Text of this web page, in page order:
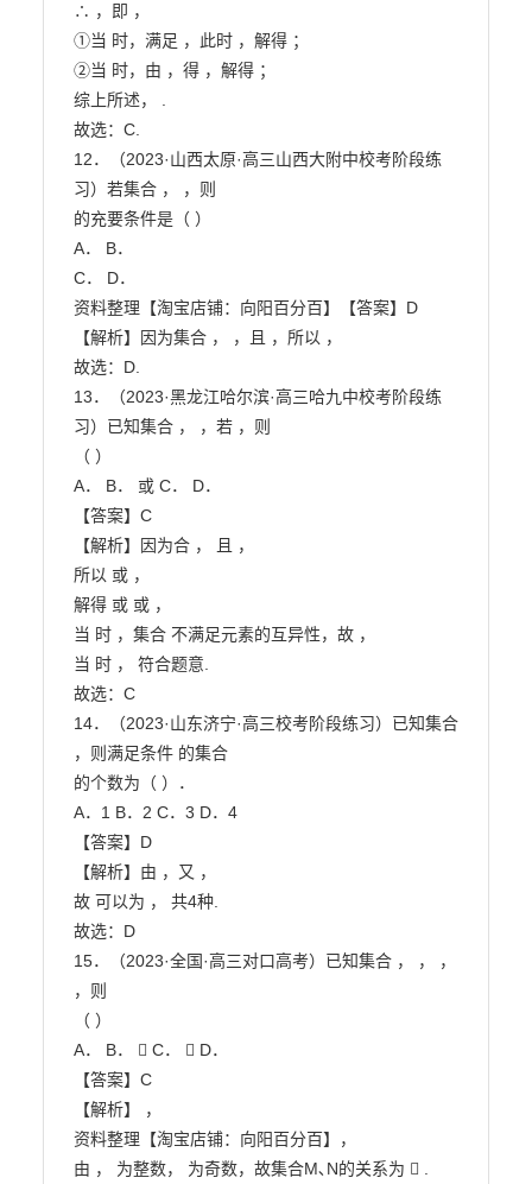
∴ ，即 ，
①当 时，满足 ，此时 ，解得 ；
②当 时，由 ，得 ，解得 ；
综上所述， .
故选：C.
12．（2023·山西太原·高三山西大附中校考阶段练
习）若集合 ， ，则
的充要条件是（ ）
A． B．
C． D．
资料整理【淘宝店铺：向阳百分百】【答案】D
【解析】因为集合 ， ，且 ，所以 ，
故选：D.
13．（2023·黑龙江哈尔滨·高三哈九中校考阶段练
习）已知集合 ， ，若 ，则
（ ）
A． B． 或 C． D．
【答案】C
【解析】因为合 ， 且 ，
所以 或 ，
解得 或 或 ，
当 时 ，集合 不满足元素的互异性，故 ，
当 时 ， 符合题意.
故选：C
14．（2023·山东济宁·高三校考阶段练习）已知集合
，则满足条件 的集合
的个数为（ ）．
A．1 B．2 C．3 D．4
【答案】D
【解析】由 ，又 ，
故 可以为 ， 共4种.
故选：D
15．（2023·全国·高三对口高考）已知集合 ， ， ，
，则
（ ）
A． B．  C．  D．
【答案】C
【解析】 ，
资料整理【淘宝店铺：向阳百分百】，
由 ， 为整数， 为奇数，故集合M､N的关系为  .